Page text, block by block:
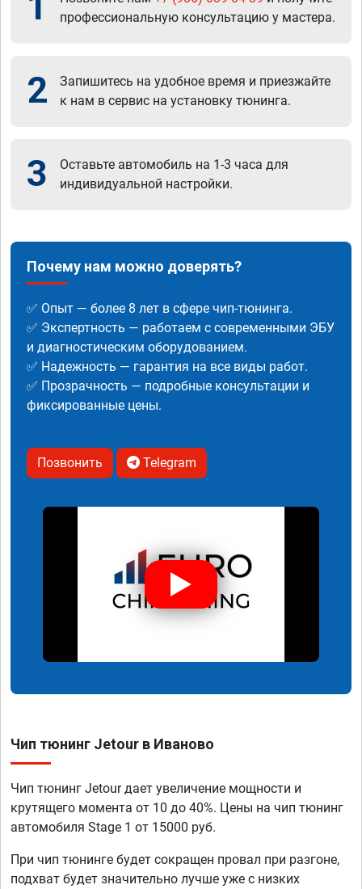
профессиональную консультацию у мастера.
2
Запишитесь на удобное время и приезжайте
к нам в сервис на установку тюнинга.
3
Оставьте автомобиль на 1-3 часа для
индивидуальной настройки.
Почему нам можно доверять?
✅ Опыт — более 8 лет в сфере чип-тюнинга.
✅ Экспертность — работаем с современными ЭБУ
и диагностическим оборудованием.
✅ Надежность — гарантия на все виды работ.
✅ Прозрачность — подробные консультации и
фиксированные цены.
Позвонить Telegram
Чип тюнинг Jetour в Иваново
Чип тюнинг Jetour дает увеличение мощности и
крутящего момента от 10 до 40%. Цены на чип тюнинг
автомобиля Stage 1 от 15000 руб.
При чип тюнинге будет сокращен провал при разгоне,
подхват будет значительно лучше уже с низких